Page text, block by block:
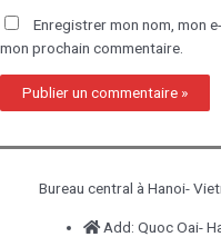
Enregistrer mon nom, mon
mon prochain commentaire.
Bureau central à Hanoi-
Add: Quoc Oai-